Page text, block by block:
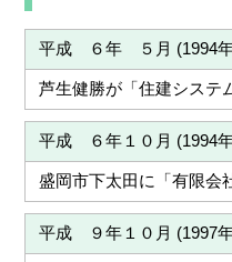
平成 ６年 ５月 (1994
芦生健勝が「住建システ
平成 ６年１０月 (1994
盛岡市下太田に「有限会
平成 ９年１０月 (1997